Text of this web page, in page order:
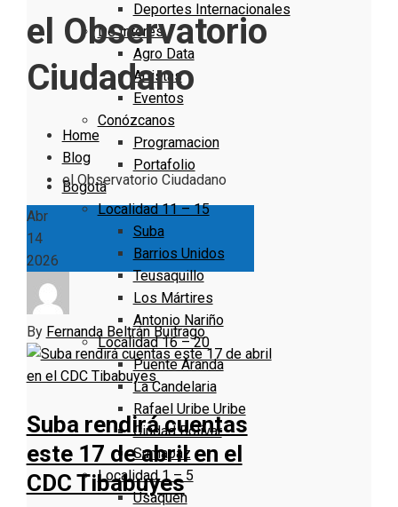
Deportes Internacionales
De Interés
Agro Data
Artistas
Eventos
Conózcanos
Programacion
Portafolio
Bogotá
Localidad 11 – 15
Suba
Barrios Unidos
Teusaquillo
Los Mártires
Antonio Nariño
Localidad 16 – 20
Puente Aranda
La Candelaria
Rafael Uribe Uribe
Ciudad Bolivar
Sumapaz
Localidad 1 – 5
Usaquen
el Observatorio
Ciudadano
Home
Blog
el Observatorio Ciudadano
Abr
14
2026
By Fernanda Beltrán Buitrago
Suba rendirá cuentas
este 17 de abril en el
CDC Tibabuyes